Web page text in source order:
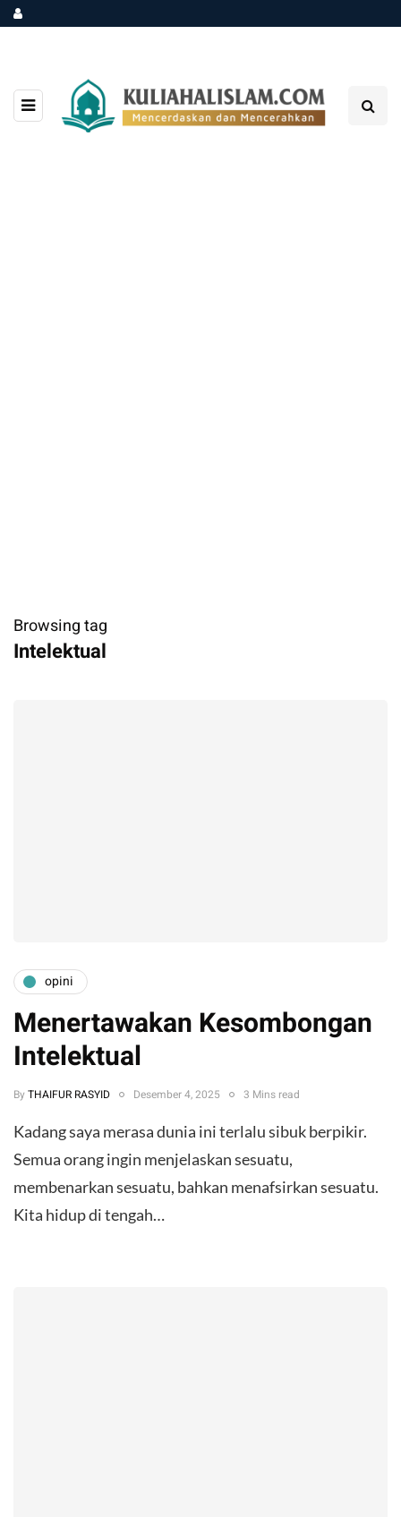
Browsing tag
Intelektual
opini
Menertawakan Kesombongan
Intelektual
By THAIFUR RASYID Desember 4, 2025 3 Mins read
Kadang saya merasa dunia ini terlalu sibuk berpikir.
Semua orang ingin menjelaskan sesuatu,
membenarkan sesuatu, bahkan menafsirkan sesuatu.
Kita hidup di tengah…